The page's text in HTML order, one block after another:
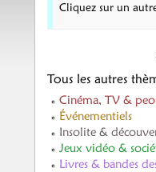
Cliquez sur un
Tous les autres
Cinéma, TV &
Événementiels
Insolite &
Jeux vidéo &
Livres & bandes